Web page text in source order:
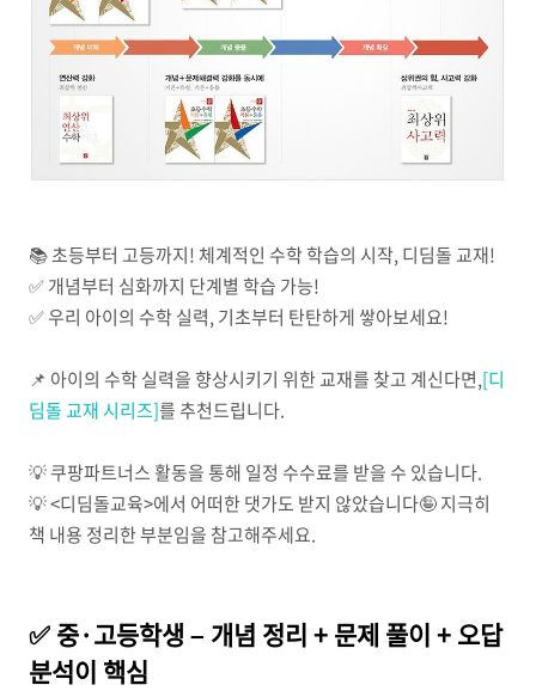
📚 초등부터 고등까지! 체계적인 수학 학습의 시작, 디딤돌 교재!
✅ 개념부터 심화까지 단계별 학습 가능!
✅ 우리 아이의 수학 실력, 기초부터 탄탄하게 쌓아보세요!
📌 아이의 수학 실력을 향상시키기 위한 교재를 찾고 계신다면,[디
딤돌 교재 시리즈]를 추천드립니다.
💡 쿠팡파트너스 활동을 통해 일정 수수료를 받을 수 있습니다.
💡 <디딤돌교육>에서 어떠한 댓가도 받지 않았습니다🤪 지극히
책 내용 정리한 부분임을 참고해주세요.
✅ 중·고등학생 – 개념 정리 + 문제 풀이 + 오답
분석이 핵심